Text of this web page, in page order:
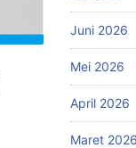
Juni 2026
Mei 2026
April 2026
Maret 2026